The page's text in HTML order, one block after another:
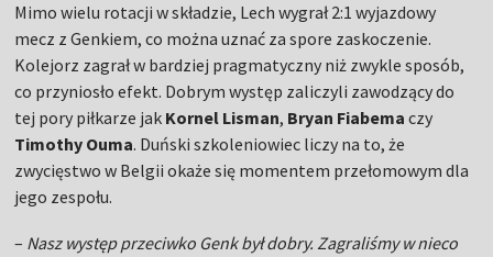
Mimo wielu rotacji w składzie, Lech wygrał 2:1 wyjazdowy
mecz z Genkiem, co można uznać za spore zaskoczenie.
Kolejorz zagrał w bardziej pragmatyczny niż zwykle sposób,
co przyniosło efekt. Dobrym występ zaliczyli zawodzący do
tej pory piłkarze jak Kornel Lisman, Bryan Fiabema czy
Timothy Ouma. Duński szkoleniowiec liczy na to, że
zwycięstwo w Belgii okaże się momentem przełomowym dla
jego zespołu.
– Nasz występ przeciwko Genk był dobry. Zagraliśmy w nieco